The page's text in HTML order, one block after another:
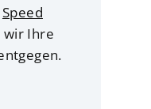
Speed
wir Ihre